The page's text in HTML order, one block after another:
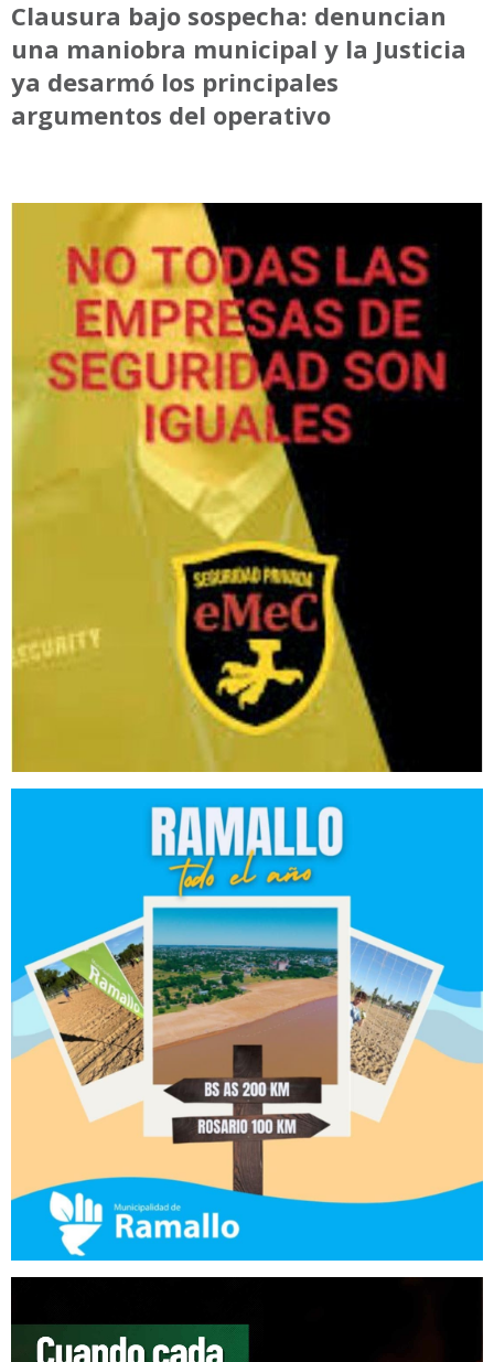
Clausura bajo sospecha: denuncian
una maniobra municipal y la Justicia
ya desarmó los principales
argumentos del operativo